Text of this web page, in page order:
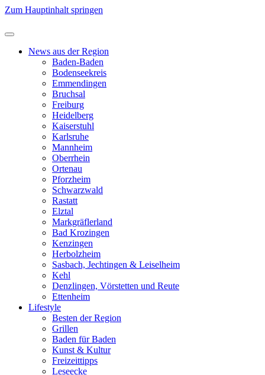
Zum Hauptinhalt springen
News aus der Region
Baden-Baden
Bodenseekreis
Emmendingen
Bruchsal
Freiburg
Heidelberg
Kaiserstuhl
Karlsruhe
Mannheim
Oberrhein
Ortenau
Pforzheim
Schwarzwald
Rastatt
Elztal
Markgräflerland
Bad Krozingen
Kenzingen
Herbolzheim
Sasbach, Jechtingen & Leiselheim
Kehl
Denzlingen, Vörstetten und Reute
Ettenheim
Lifestyle
Besten der Region
Grillen
Baden für Baden
Kunst & Kultur
Freizeittipps
Leseecke